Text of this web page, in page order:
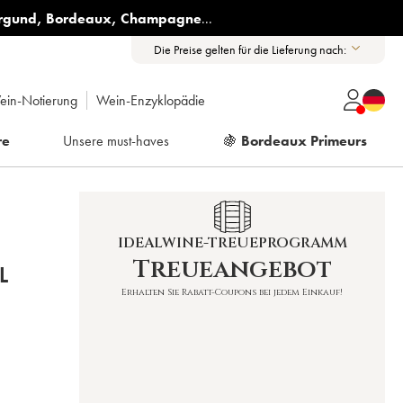
, Bordeaux, Champagne...
Die Preise gelten für die Lieferung nach:
Notierung Wein-Enzyklopädie
Unsere must-haves 🍇 Bordeaux Primeurs
IDEALWINE-TREUEPROGRAMM
Treueangebot
Erhalten Sie Rabatt-Coupons bei jedem Einkauf!